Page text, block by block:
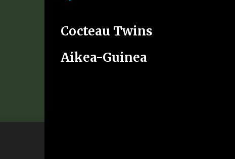
Cocteau Twins
Aikea-Guinea